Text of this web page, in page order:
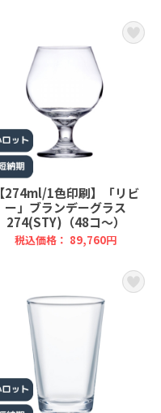
【274ml/1色印刷】「リビ
ー」ブランデーグラス
274(STY)（48コ～）
税込価格： 89,760円